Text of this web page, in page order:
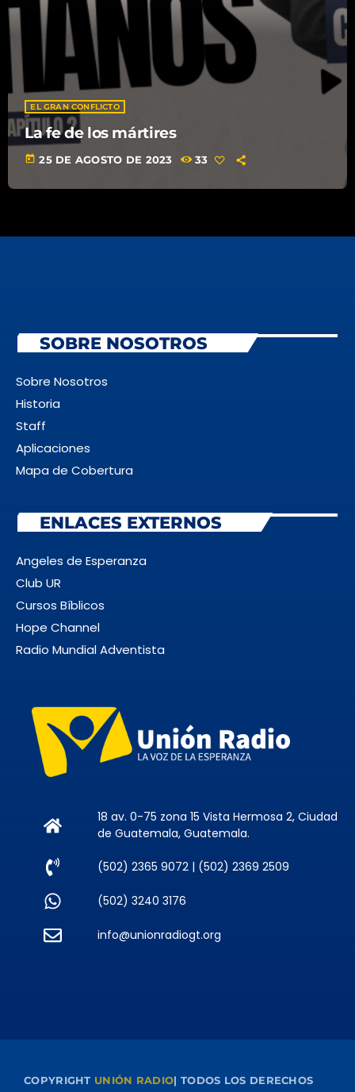
EL GRAN CONFLICTO
La fe de los mártires
today 25 DE AGOSTO DE 2023 33
SOBRE NOSOTROS
Sobre Nosotros
Historia
Staff
Aplicaciones
Mapa de Cobertura
ENLACES EXTERNOS
Angeles de Esperanza
Club UR
Cursos Bíblicos
Hope Channel
Radio Mundial Adventista
18 av. 0-75 zona 15 Vista Hermosa 2, Ciudad
de Guatemala, Guatemala.
(502) 2365 9072 | (502) 2369 2509
(502) 3240 3176
info@unionradiogt.org
COPYRIGHT UNIÓN RADIO| TODOS LOS DERECHOS